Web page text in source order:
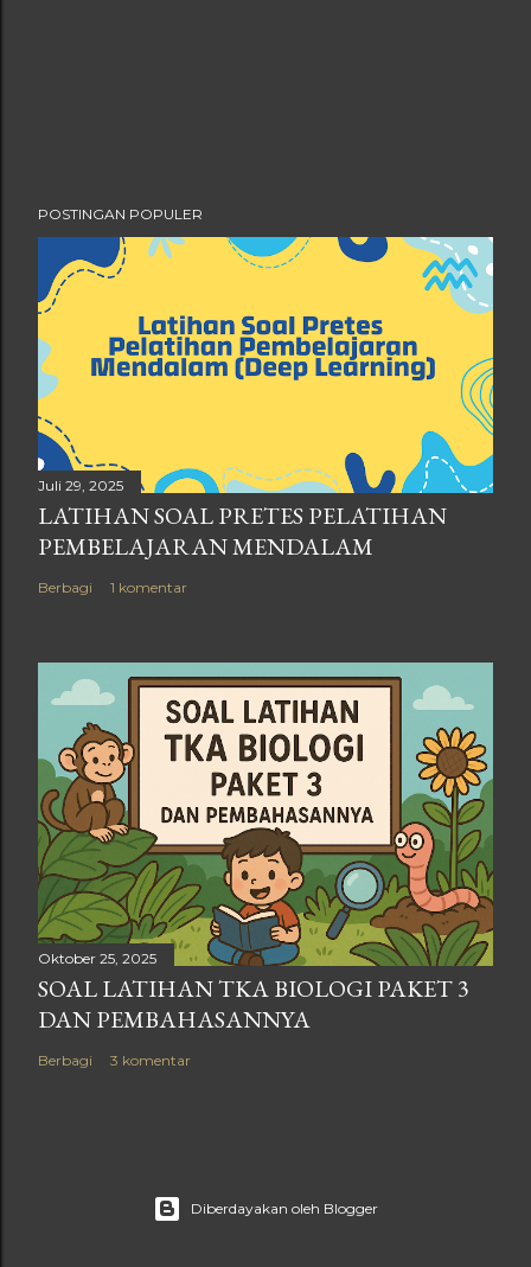
POSTINGAN POPULER
Juli 29, 2025
LATIHAN SOAL PRETES PELATIHAN
PEMBELAJARAN MENDALAM
Berbagi 1 komentar
Oktober 25, 2025
SOAL LATIHAN TKA BIOLOGI PAKET 3
DAN PEMBAHASANNYA
Berbagi 3 komentar
Diberdayakan oleh Blogger